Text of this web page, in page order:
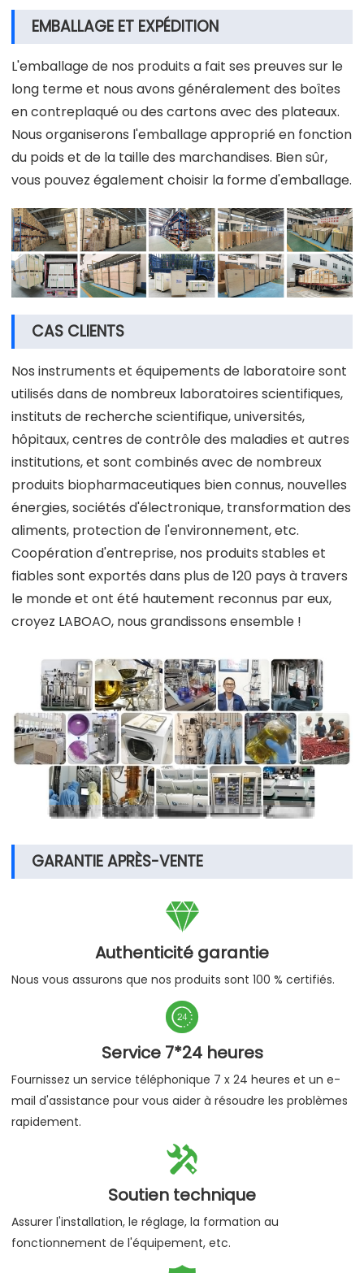
EMBALLAGE ET EXPÉDITION
L'emballage de nos produits a fait ses preuves sur le
long terme et nous avons généralement des boîtes
en contreplaqué ou des cartons avec des plateaux.
Nous organiserons l'emballage approprié en fonction
du poids et de la taille des marchandises. Bien sûr,
vous pouvez également choisir la forme d'emballage.
CAS CLIENTS
Nos instruments et équipements de laboratoire sont
utilisés dans de nombreux laboratoires scientifiques,
instituts de recherche scientifique, universités,
hôpitaux, centres de contrôle des maladies et autres
institutions, et sont combinés avec de nombreux
produits biopharmaceutiques bien connus, nouvelles
énergies, sociétés d'électronique, transformation des
aliments, protection de l'environnement, etc.
Coopération d'entreprise, nos produits stables et
fiables sont exportés dans plus de 120 pays à travers
le monde et ont été hautement reconnus par eux,
croyez LABOAO, nous grandissons ensemble !
GARANTIE APRÈS-VENTE

Authenticité garantie
Nous vous assurons que nos produits sont 100 % certifiés.

Service 7*24 heures
Fournissez un service téléphonique 7 x 24 heures et un e-
mail d'assistance pour vous aider à résoudre les problèmes
rapidement.

Soutien technique
Assurer l'installation, le réglage, la formation au
fonctionnement de l'équipement, etc.